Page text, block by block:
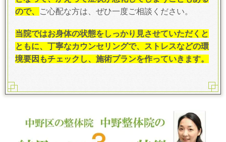
ので、
ご心配な方は、ぜひ一度ご相談ください。
当院ではお身体の状態をしっかり見させていただくと
ともに、丁寧なカウンセリングで、ストレスなどの環
境要因もチェックし、施術プランを作っていきます。